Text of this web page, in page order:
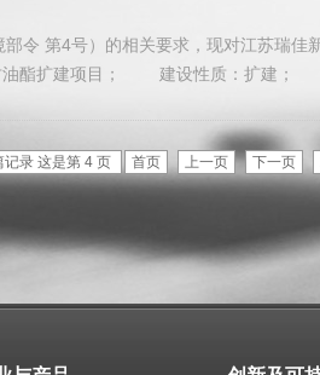
令 第4号）的相关要求，现对江苏瑞
酯扩建项目； 建设性质：扩建；
记录 这是第 4 页 首页 上一页 下一页